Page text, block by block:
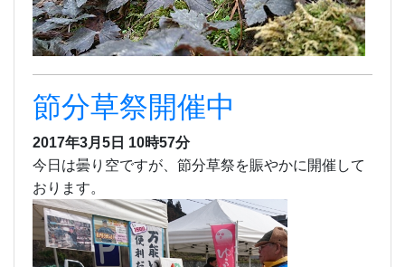
節分草祭開催中
2017年3月5日 10時57分
今日は曇り空ですが、節分草祭を賑やかに開催して
おります。